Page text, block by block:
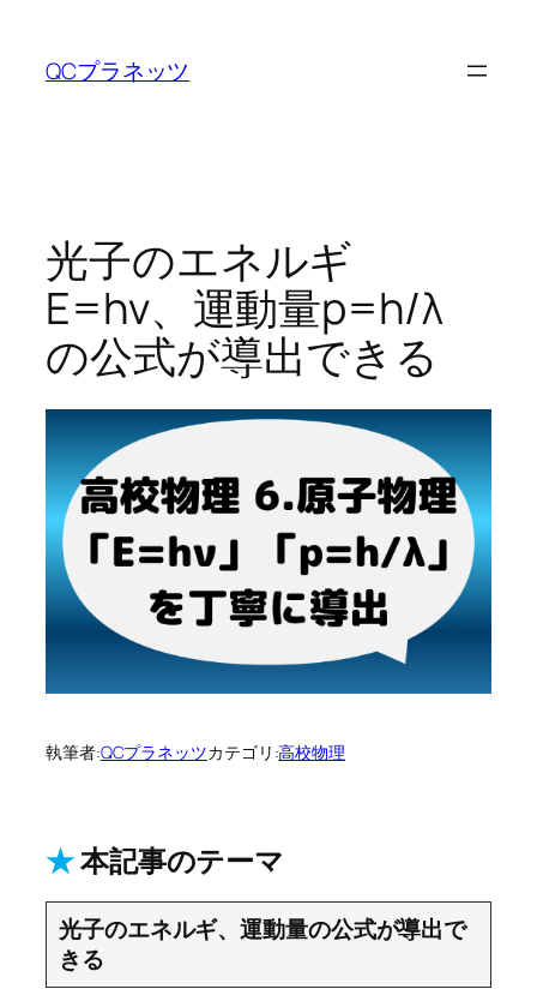
QCプラネッツ
光子のエネルギ
E=hν、運動量p=h/λ
の公式が導出できる
執筆者:QCプラネッツカテゴリ:高校物理
★本記事のテーマ
光子のエネルギ、運動量の公式が導出で
きる